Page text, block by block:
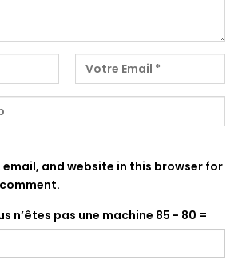
email, and website in this browser for
n’êtes pas une machine 85 − 80 =